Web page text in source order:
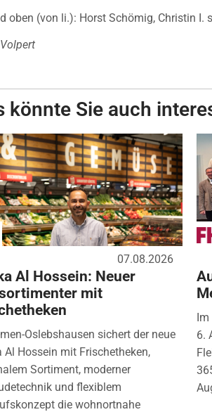
oben (von li.): Horst Schömig, Christin I.
könnte Sie auch
07.08.2026
Al Hossein: Neuer
mit
Oslebshausen sichert der neue
Al Hossein mit Frischetheken,
Sortiment, moderner
und flexiblem
die wohnortnahe
Im
6.